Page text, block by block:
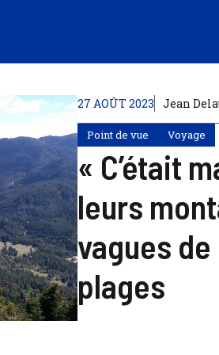
27 AOÛT 2023 Jean
Point de vue Voyage
« C’était
leurs
vagues
plages